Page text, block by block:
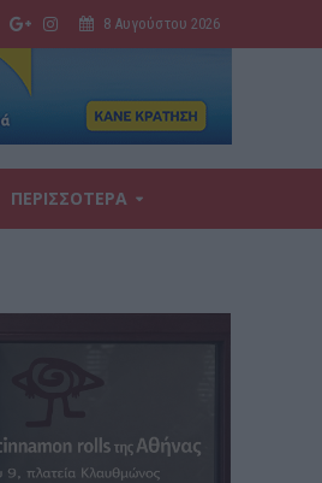
8 Αυγούστου 2026
ΠΕΡΙΣΣΟΤΕΡΑ